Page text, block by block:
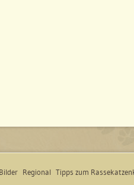
Regional Tipps zum